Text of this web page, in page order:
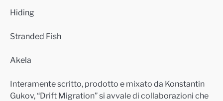
Hiding
Stranded Fish
Akela
Interamente scritto, prodotto e mixato da Konstantin
Gukov, “Drift Migration” si avvale di collaborazioni che